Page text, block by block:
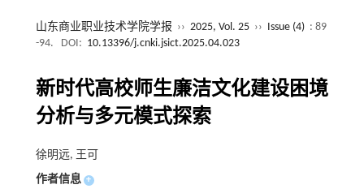
山东商业职业技术学院学报 ›› 2025, Vol. 25 ›› Issue (4) : 89
-94.
DOI: 10.13396/j.cnki.jsict.2025.04.023
新时代高校师生廉洁文化建设困境
分析与多元模式探索
徐明远, 王可
作者信息 +